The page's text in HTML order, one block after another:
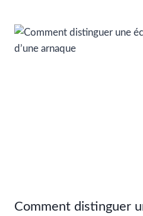
Comment distinguer